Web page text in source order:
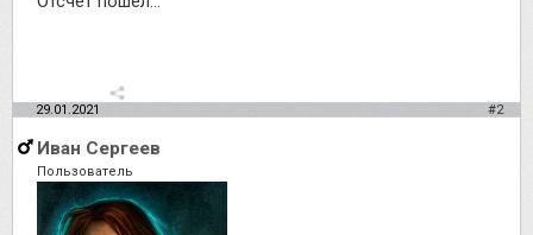
29.01.2021 #2
Иван Сергеев
Пользователь